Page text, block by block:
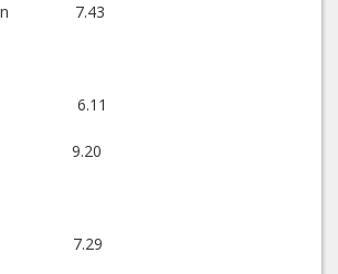
7.43
6.11
9.20
7.29